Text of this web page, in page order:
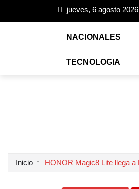
jueves, 6 agosto 2026
NACIONALES
TECNOLOGIA
Inicio HONOR Magic8 Lite llega